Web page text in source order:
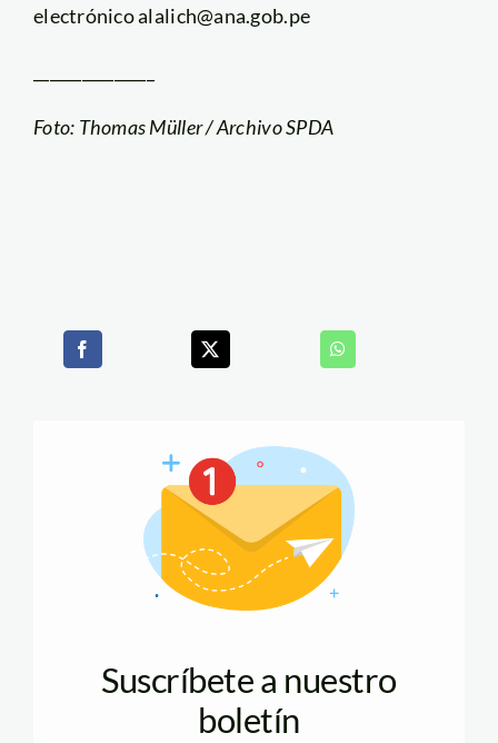
electrónico alalich@ana.gob.pe
Foto: Thomas Müller / Archivo SPDA
Suscríbete a nuestro
boletín